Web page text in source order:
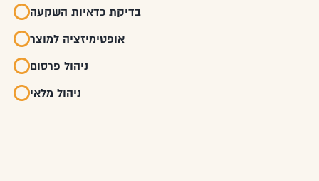
בדיקת כדאיות השקעה
אופטימיזציה למוצר
ניהול פרסום
ניהול מלאי